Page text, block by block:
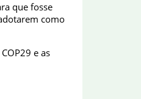
que fosse
como
e as